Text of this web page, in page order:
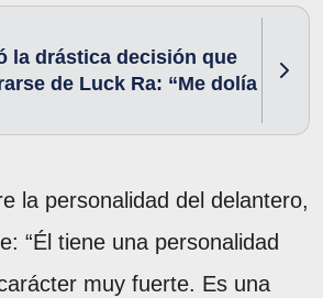
la drástica decisión que
de Luck Ra: “Me dolía
la personalidad del delantero,
“Él tiene una personalidad
muy fuerte. Es una